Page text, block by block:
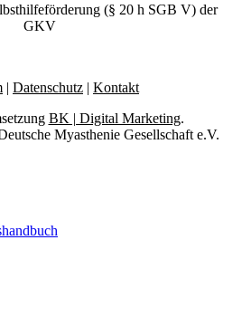
(§ 20 h SGB V) der
GKV
| Datenschutz | Kontakt
BK | Digital Marketing.
Myasthenie Gesellschaft e.V.